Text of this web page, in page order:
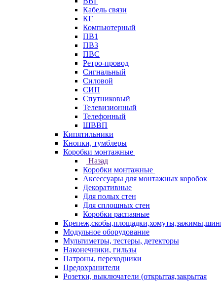
Кабель связи
КГ
Компьютерный
ПВ1
ПВ3
ПВС
Ретро-провод
Сигнальный
Силовой
СИП
Спутниковый
Телевизионный
Телефонный
ШВВП
Кипятильники
Кнопки, тумблеры
Коробки монтажные
Назад
Коробки монтажные
Аксессуары для монтажных коробок
Декоративные
Для полых стен
Для сплошных стен
Коробки распаяные
Модульное оборудование
Мультиметры, тестеры, детекторы
Наконечники, гильзы
Патроны, переходники
Предохранители
Розетки, выключатели (открытая,закрытая